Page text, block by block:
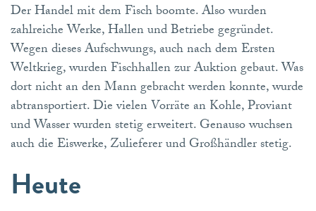
Der Handel mit dem Fisch boomte. Also wurden
zahlreiche Werke, Hallen und Betriebe gegründet.
Wegen dieses Aufschwungs, auch nach dem Ersten
Weltkrieg, wurden Fischhallen zur Auktion gebaut. Was
dort nicht an den Mann gebracht werden konnte, wurde
abtransportiert. Die vielen Vorräte an Kohle, Proviant
und Wasser wurden stetig erweitert. Genauso wuchsen
auch die Eiswerke, Zulieferer und Großhändler stetig.
Heute